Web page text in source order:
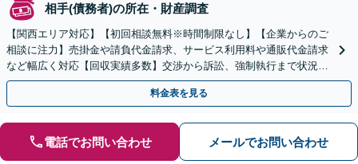
相手(債務者)の所在・財産調査
【関西エリア対応】【初回相談無料※時間制限なし】【企業からのご
相談に注力】売掛金や請負代金請求、サービス利用料や通販代金請求
など幅広く対応【回収実績多数】交渉から訴訟、強制執行まで状況に
応じて的確に対応します
料金表を見る
電話でお問い合わせ メールでお問い合わせ